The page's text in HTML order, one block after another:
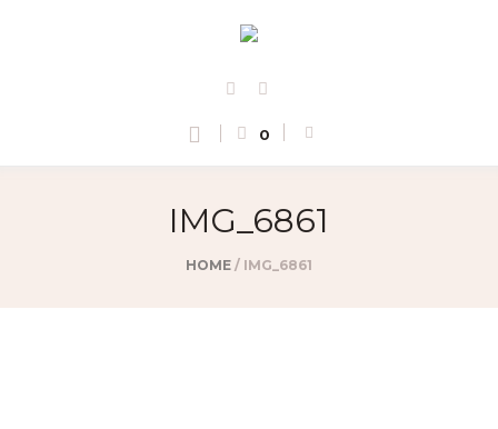
0
IMG_6861
HOME / IMG_6861